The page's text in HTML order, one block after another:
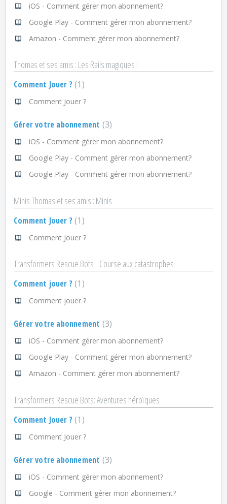
iOS - Comment gérer mon abonnement?
Google Play - Comment gérer mon abonnement?
Amazon - Comment gérer mon abonnement?
Thomas et ses amis : Les Rails magiques !
Comment Jouer ? 1
Comment Jouer ?
Gérer votre abonnement 3
iOS - Comment gérer mon abonnement?
Google Play - Comment gérer mon abonnement?
Google Play - Comment gérer mon abonnement?
Minis Thomas et ses amis : Minis
Comment Jouer ? 1
Comment Jouer ?
Transformers Rescue Bots : Course aux catastrophes
Comment jouer ? 1
Comment jouer ?
Gérer votre abonnement 3
iOS - Comment gérer mon abonnement?
Google Play - Comment gérer mon abonnement?
Amazon - Comment gérer mon abonnement?
Transformers Rescue Bots: Aventures héroïques
Comment Jouer ? 1
Comment Jouer ?
Gérer votre abonnement 3
iOS - Comment gérer mon abonnement?
Google - Comment gérer mon abonnement?